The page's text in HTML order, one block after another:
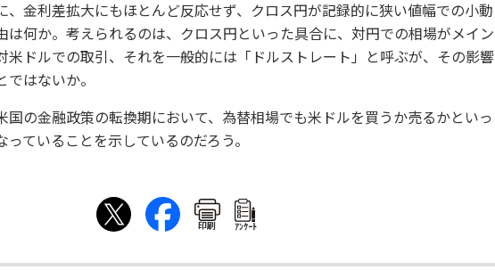
、金利差拡大にもほとんど反応せず、クロス円が記録的に狭い値幅での小動
は何か。考えられるのは、クロス円といった具合に、対円での相場がメイン
米ドルでの取引、それを一般的には「ドルストレート」と呼ぶが、その影響
はないか。
国の金融政策の転換期において、為替相場でも米ドルを買うか売るかといっ
ていることを示しているのだろう。
印刷 ｱﾝｹｰﾄ